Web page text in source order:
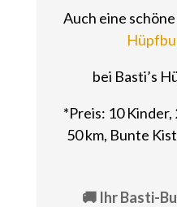
Auch eine
bei Basti’s
*Preis: 10 Kinder,
50 km, Bunte
🚚 Ihr Basti-